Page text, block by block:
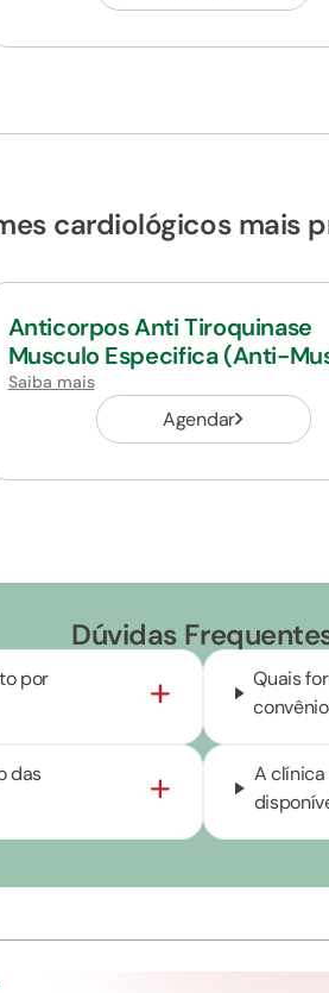
cardiológicos mais
Anticorpos Anti Tiroquinase
Musculo Especifica (Anti-
Saiba mais
Agendar
Dúvidas
por
Quais
das
A